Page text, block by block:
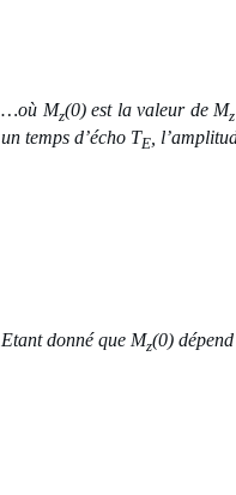
…où Mz(0) est la valeur de Mz
un temps d’écho TE ,
Etant donné que Mz(0)